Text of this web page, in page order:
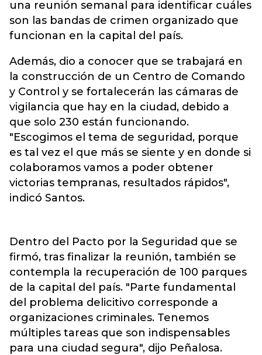
una reunión semanal para identificar cuáles
son las bandas de crimen organizado que
funcionan en la capital del país.
Además, dio a conocer que se trabajará en
la construcción de un Centro de Comando
y Control y se fortalecerán las cámaras de
vigilancia que hay en la ciudad, debido a
que solo 230 están funcionando.
"Escogimos el tema de seguridad, porque
es tal vez el que más se siente y en donde si
colaboramos vamos a poder obtener
victorias tempranas, resultados rápidos",
indicó Santos.
Dentro del Pacto por la Seguridad que se
firmó, tras finalizar la reunión, también se
contempla la recuperación de 100 parques
de la capital del país. "Parte fundamental
del problema delicitivo corresponde a
organizaciones criminales. Tenemos
múltiples tareas que son indispensables
para una ciudad segura", dijo Peñalosa.